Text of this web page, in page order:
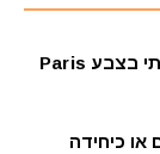
ארון פינתי מעוצב דגם מפואר עם מראה יוקרתי בצבע Paris
או כיחידה